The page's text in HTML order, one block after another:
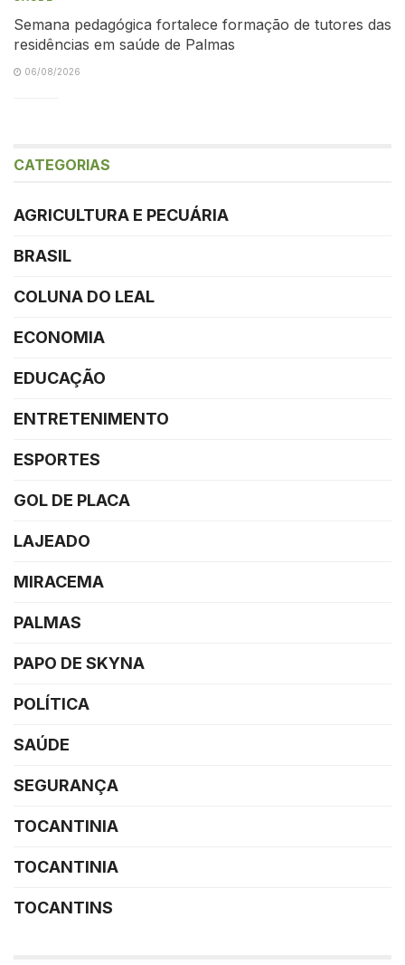
Semana pedagógica fortalece formação de tutores das
residências em saúde de Palmas
06/08/2026
CATEGORIAS
AGRICULTURA E PECUÁRIA
BRASIL
COLUNA DO LEAL
ECONOMIA
EDUCAÇÃO
ENTRETENIMENTO
ESPORTES
GOL DE PLACA
LAJEADO
MIRACEMA
PALMAS
PAPO DE SKYNA
POLÍTICA
SAÚDE
SEGURANÇA
TOCANTINIA
TOCANTINIA
TOCANTINS